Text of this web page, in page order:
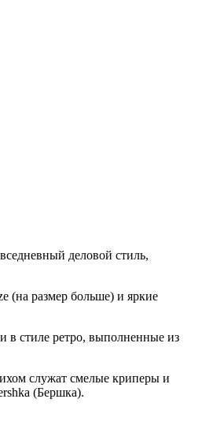
деловой стиль,
(на размер больше) и яркие
в стиле ретро, выполненные из
служат смелые криперы и
(Бершка).